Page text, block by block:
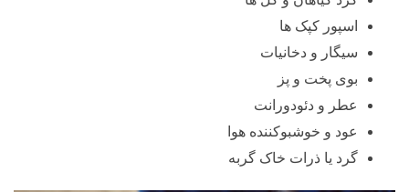
اسپور کپک ها
سیگار و دخانیات
بوی پخت و پز
عطر و دئودورانت
عود و خوشبوکننده هوا
گرد یا ذرات خاک گربه